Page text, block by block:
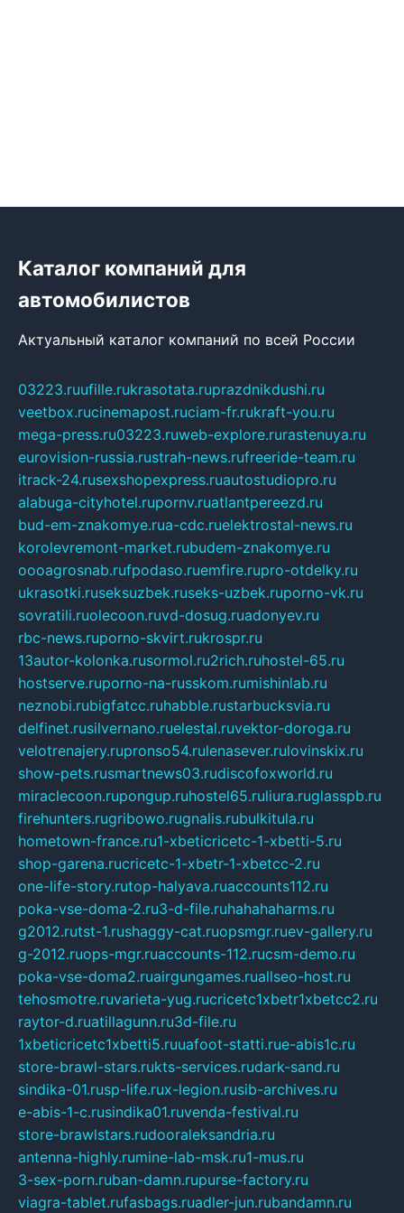
Каталог компаний для
автомобилистов
Актуальный каталог компаний по всей России
03223.ruufille.rukrasotata.ruprazdnikdushi.ru
veetbox.rucinemapost.ruciam-fr.rukraft-you.ru
mega-press.ru03223.ruweb-explore.rurastenuya.ru
eurovision-russia.rustrah-news.rufreeride-team.ru
itrack-24.rusexshopexpress.ruautostudiopro.ru
alabuga-cityhotel.rupornv.ruatlantpereezd.ru
bud-em-znakomye.rua-cdc.ruelektrostal-news.ru
korolevremont-market.rubudem-znakomye.ru
oooagrosnab.rufpodaso.ruemfire.rupro-otdelky.ru
ukrasotki.ruseksuzbek.ruseks-uzbek.ruporno-vk.ru
sovratili.ruolecoon.ruvd-dosug.ruadonyev.ru
rbc-news.ruporno-skvirt.rukrospr.ru
13autor-kolonka.rusormol.ru2rich.ruhostel-65.ru
hostserve.ruporno-na-russkom.rumishinlab.ru
neznobi.rubigfatcc.ruhabble.rustarbucksvia.ru
delfinet.rusilvernano.ruelestal.ruvektor-doroga.ru
velotrenajery.rupronso54.rulenasever.rulovinskix.ru
show-pets.rusmartnews03.rudiscofoxworld.ru
miraclecoon.rupongup.ruhostel65.ruliura.ruglasspb.ru
firehunters.rugribowo.rugnalis.rubulkitula.ru
hometown-france.ru1-xbeticricetc-1-xbetti-5.ru
shop-garena.rucricetc-1-xbetr-1-xbetcc-2.ru
one-life-story.rutop-halyava.ruaccounts112.ru
poka-vse-doma-2.ru3-d-file.ruhahahaharms.ru
g2012.rutst-1.rushaggy-cat.ruopsmgr.ruev-gallery.ru
g-2012.ruops-mgr.ruaccounts-112.rucsm-demo.ru
poka-vse-doma2.ruairgungames.ruallseo-host.ru
tehosmotre.ruvarieta-yug.rucricetc1xbetr1xbetcc2.ru
raytor-d.ruatillagunn.ru3d-file.ru
1xbeticricetc1xbetti5.ruuafoot-statti.rue-abis1c.ru
store-brawl-stars.rukts-services.rudark-sand.ru
sindika-01.rusp-life.rux-legion.rusib-archives.ru
e-abis-1-c.rusindika01.ruvenda-festival.ru
store-brawlstars.rudooraleksandria.ru
antenna-highly.rumine-lab-msk.ru1-mus.ru
3-sex-porn.ruban-damn.rupurse-factory.ru
viagra-tablet.rufasbags.ruadler-jun.rubandamn.ru